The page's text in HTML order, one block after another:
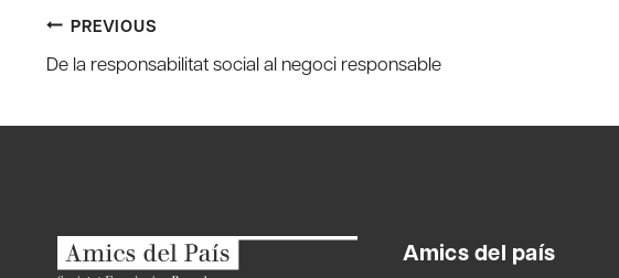
Post
navigation
PREVIOUS
De la responsabilitat social al negoci responsable
Amics del país